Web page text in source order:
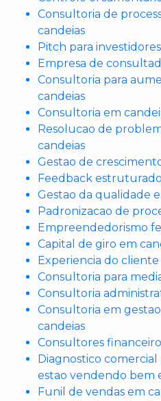
Consultoria de
candeias
Pitch para
Empresa de
Consultoria para
candeias
Consultoria em
Resolucao de
candeias
Gestao de
Feedback
Gestao da qualidade
Padronizacao de
Empreendedorismo
Capital de giro em
Experiencia do
Consultoria para
Consultoria
Consultoria em
candeias
Consultores
Diagnostico
estao vendendo bem
Funil de vendas em